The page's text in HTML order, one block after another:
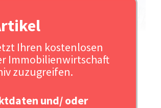
Quelle: Contipark / Urheber: C0ntipark
Ihren kostenlosen
Immobilienwirtschaft
zuzugreifen.
und/ oder